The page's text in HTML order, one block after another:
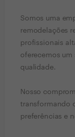
Somos uma
remodelações
profissionais
oferecemos
qualidade.
Nosso
transformando
preferências e